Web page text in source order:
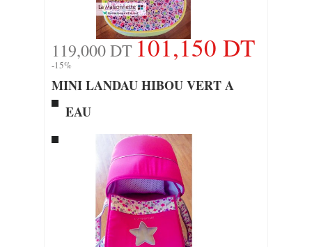
119,000 DT101,150 DT
-15%
MINI LANDAU HIBOU VERT A
EAU